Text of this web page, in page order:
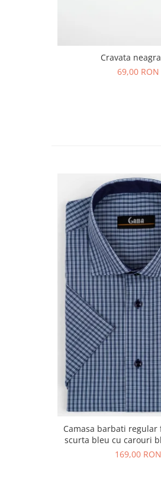
Cravata
69,00 RON
Camasa barbati regular
scurta bleu cu carouri
169,00 RON